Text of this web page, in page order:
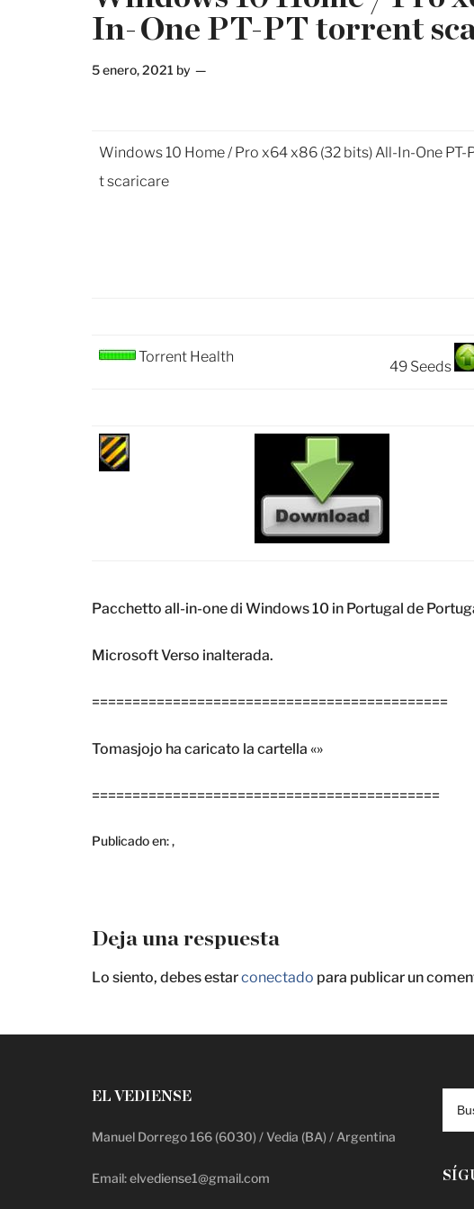
In-One PT-PT torrent
5 enero, 2021 by
Windows 10 Home / Pro x64 x86 (32 bits) All-In-One PT-
t scaricare
Torrent Health
49 Seeds
Pacchetto all-in-one di Windows 10 in Portugal de
Microsoft Verso inalterada.
============================================
Tomasjojo ha caricato la cartella «»
===========================================
Publicado en:,
Deja una respuesta
Lo siento, debes estarconectado para publicar un
EL VEDIENSE
Manuel Dorrego 166 (6030) / Vedia (BA) / Argentina
Email: elvediense1@gmail.com